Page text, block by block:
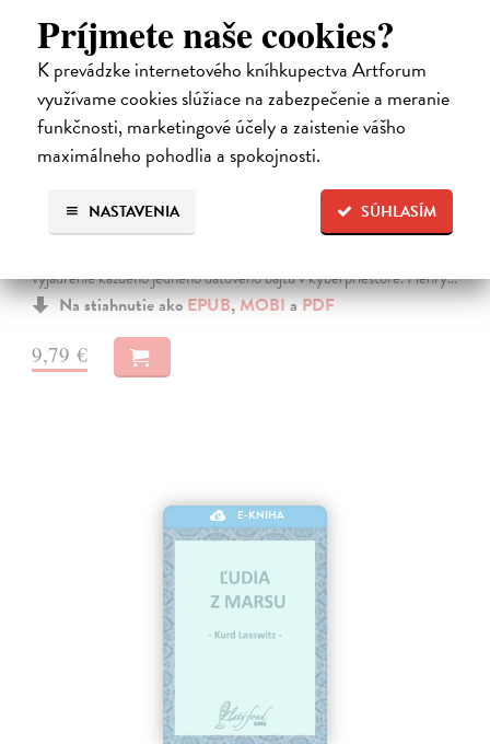
Príjmete naše cookies?
K prevádzke internetového kníhkupectva Artforum
využívame cookies slúžiace na zabezpečenie a meranie
funkčnosti, marketingové účely a zaistenie vášho
maximálneho pohodlia a spokojnosti.
SÚHLASÍM
NASTAVENIA
Gibson William| Elektronická kniha
Základné dielo kyberpunku, klasika sci-fi a jedna z najsilnejších vízií
vyjadrenie každého jedného dátového bajtu v kyberpriestore. Henry…
Na stiahnutie akoEPUB,MOBIaPDF
9,79 €
E-KNIHA